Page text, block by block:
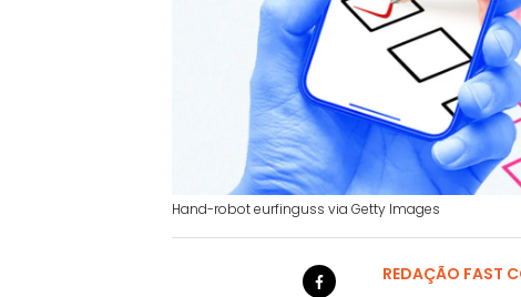
Hand-robot eurfinguss via Getty Images
REDAÇÃO FAST